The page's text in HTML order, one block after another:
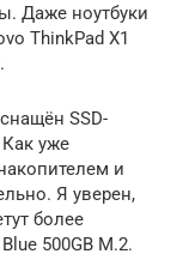
Даже ноутбуки
ThinkPad X1
SSD-
уже
и
Я уверен,
более
500GB M.2.